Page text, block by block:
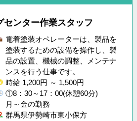
センター作業スタッフ
電着塗装オペレーターは、製品を
塗装するための設備を操作し、製
品の設置、機械の調整、メンテナ
ンスを行う仕事です。
時給 1,200円 ～ 1,500円
①8：30～17：00(休憩60分)
月～金の勤務
群馬県伊勢崎市東小保方